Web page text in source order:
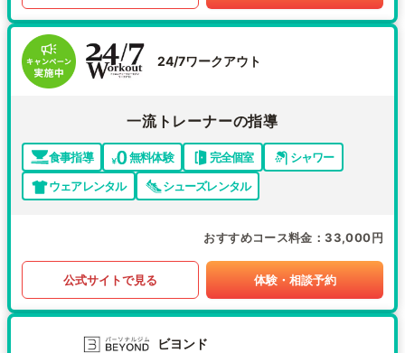
24/7ワークアウト
一流トレーナーの指導
食事指導 無料体験 完全個室
シャワー
ウェアレンタル
シューズレンタル
おすすめコース料金 33,000円
公式サイトで見る 体験・相談予約
ビヨンド